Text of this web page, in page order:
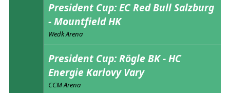
President Cup: EC Red Bull Salzburg
- Mountfield HK
Wedk Arena
President Cup: Rögle BK - HC
Energie Karlovy Vary
CCM Arena